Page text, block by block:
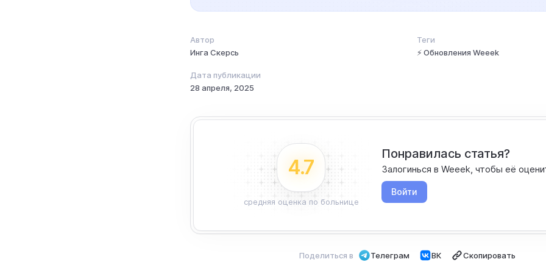
Автор
Инга Скерсь
Теги
⚡ Обновления Weeek
Дата публикации
28 апреля, 2025
4.7
средняя оценка по больнице
Понравилась статья?
Залогинься в Weeek, чтобы её
Войти
Поделиться в Телеграм ВК Скопировать